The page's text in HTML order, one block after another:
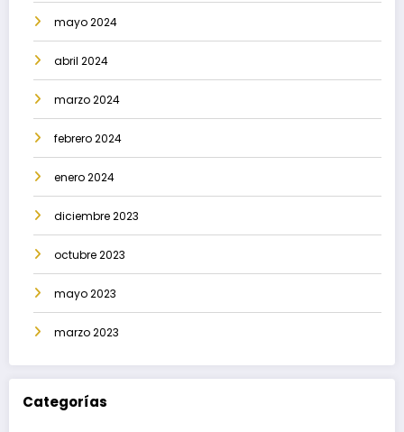
mayo 2024
abril 2024
marzo 2024
febrero 2024
enero 2024
diciembre 2023
octubre 2023
mayo 2023
marzo 2023
Categorías